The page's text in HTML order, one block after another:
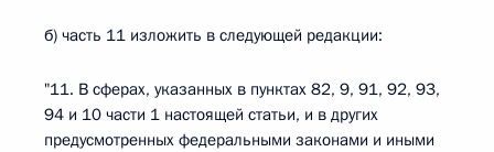
б) часть 11 изложить в следующей редакции:
"11. В сферах, указанных в пунктах 82, 9, 91, 92, 93,
94 и 10 части 1 настоящей статьи, и в других
предусмотренных федеральными законами и иными